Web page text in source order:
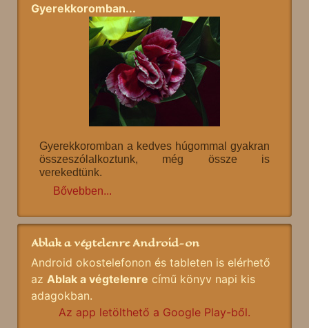
Gyerekkoromban...
Gyerekkoromban a kedves húgommal gyakran
összeszólalkoztunk, még össze is
verekedtünk.
Bővebben...
Ablak a végtelenre Android-on
Android okostelefonon és tableten is elérhető
az Ablak a végtelenre című könyv napi kis
adagokban.
Az app letölthető a Google Play-ből.